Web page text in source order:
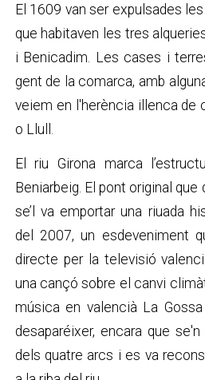
El 1609 van ser expulsades
que habitaven les tres
i Benicadim. Les cases i
gent de la comarca, amb
veiem en l'herència illenca de
o Llull.
El riu Girona marca
Beniarbeig. El pont original
se’l va emportar una riuada
del 2007, un esdeveniment
directe per la televisió
una cançó sobre el canvi
música en valencià La
desaparéixer, encara que
dels quatre arcs i es va